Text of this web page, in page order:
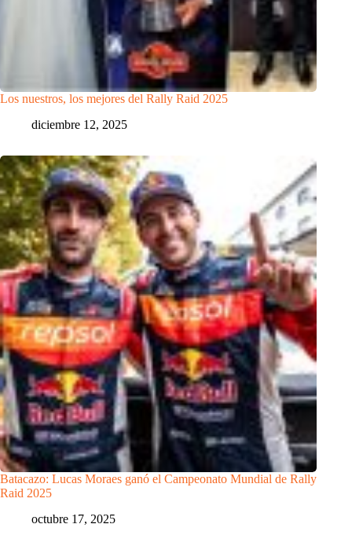
Los nuestros, los mejores del Rally Raid 2025
diciembre 12, 2025
Batacazo: Lucas Moraes ganó el Campeonato Mundial de Rally
Raid 2025
octubre 17, 2025